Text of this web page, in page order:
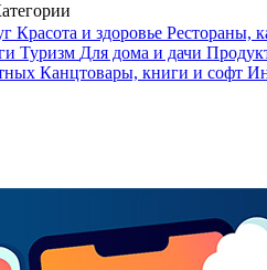
Красота и здоровье Рестораны,
Туризм Для дома и дачи
Канцтовары, книги и софт